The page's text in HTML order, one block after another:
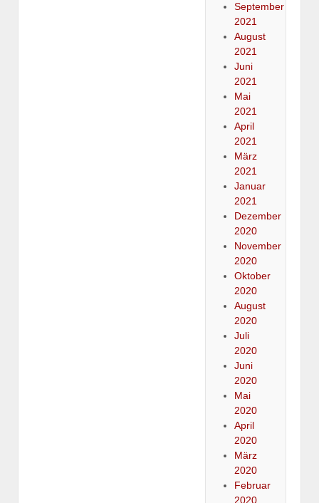
September
2021
August
2021
Juni
2021
Mai
2021
April
2021
März
2021
Januar
2021
Dezember
2020
November
2020
Oktober
2020
August
2020
Juli
2020
Juni
2020
Mai
2020
April
2020
März
2020
Februar
2020